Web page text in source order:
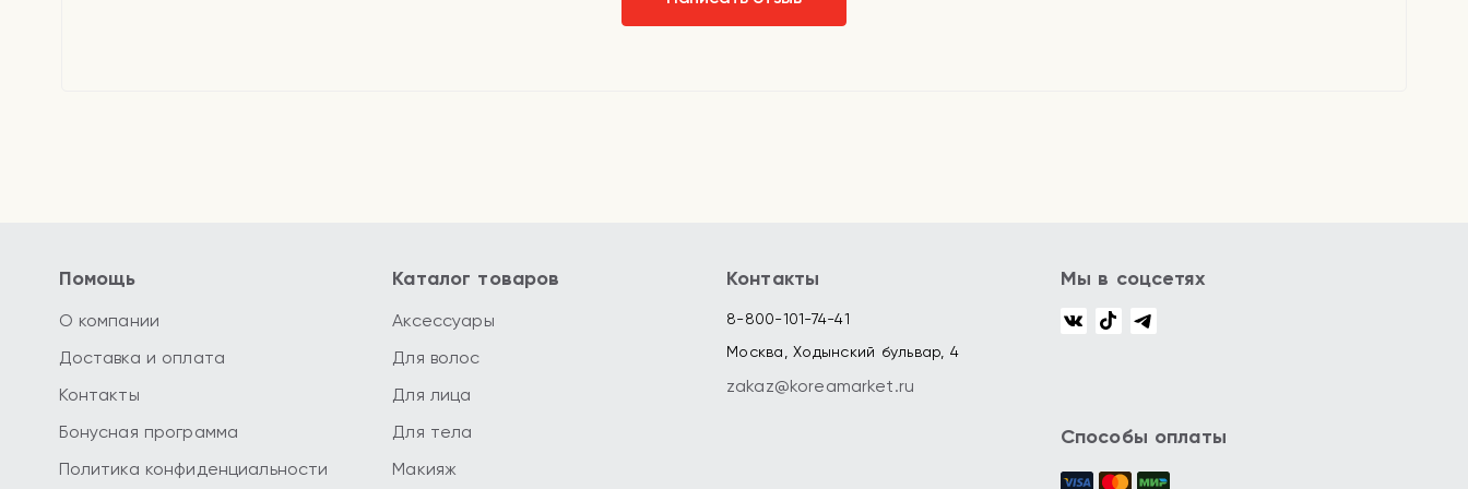
Помощь
О компании
Доставка и оплата
Контакты
Бонусная программа
Политика конфиденциальности
Каталог товаров
Аксессуары
Для волос
Для лица
Для тела
Макияж
Контакты
8-800-101-74-41
Москва, Ходынский бульвар, 4
zakaz@koreamarket.ru
Мы в соцсетях
Способы оплаты